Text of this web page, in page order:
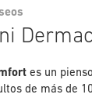
es un
de más de
al
de
la